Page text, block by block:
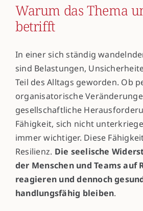
Warum das Thema
betrifft
In einer sich ständig
sind Belastungen,
Teil des Alltags geworden. Ob
organisatorische
gesellschaftliche
Fähigkeit, sich nicht
immer wichtiger. Diese
Resilienz. Die seelische
der Menschen und Teams auf
reagieren und dennoch
handlungsfähig bleiben.